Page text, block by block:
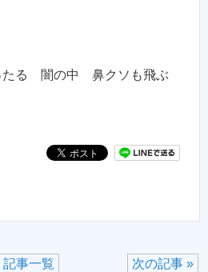
たる 闇の中 鼻クソも飛ぶ
次の記事 »
記事一覧